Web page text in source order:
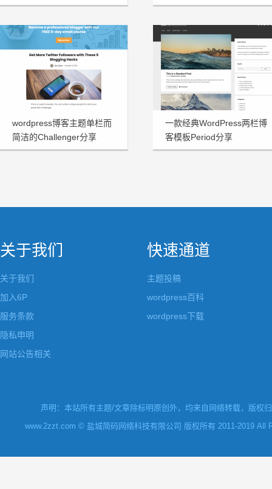
wordpress博客主题单栏而
简洁的Challenger分享
一款经典WordPress两栏博
客模板Period分享
关于我们
关于我们
加入6P
服务条款
隐私申明
网站公告相关
快速通道
主题投稿
wordpress百科
wordpress下载
声明：本站所有主题/文章除标明原创外，均来自网络转载，版权
www.2zzt.com © 盐城简码网络科技有限公司 版权所有 2011-2019